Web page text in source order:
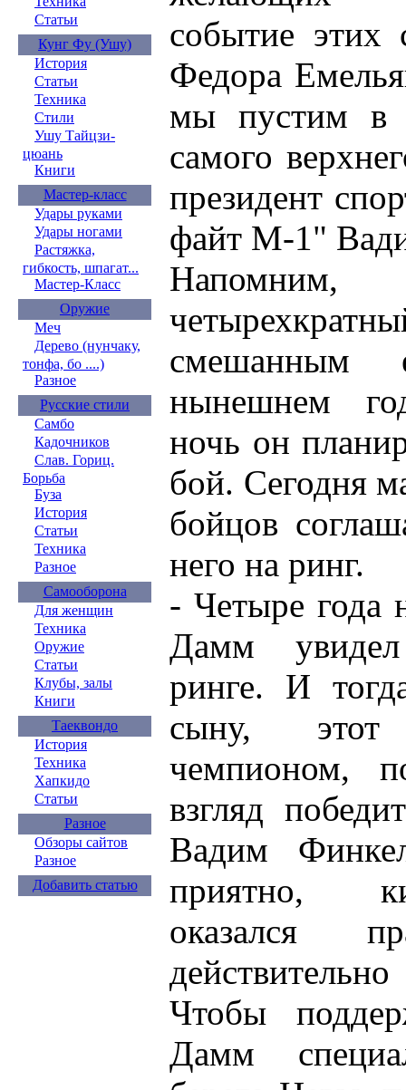
Статьи
Кунг Фу (Ушу)
История
Статьи
Техника
Стили
Ушу Тайцзи-
цюань
Книги
Мастер-класс
Удары руками
Удары ногами
Растяжка,
гибкость, шпагат...
Мастер-Класс
Оружие
Меч
Дерево (нунчаку,
тонфа, бо ....)
Разное
Русские стили
Самбо
Кадочников
Слав. Гориц.
Борьба
Буза
История
Статьи
Техника
Разное
Самооборона
Для женщин
Техника
Оружие
Статьи
Клубы, залы
Книги
Таеквондо
История
Техника
Хапкидо
Статьи
Разное
Обзоры сайтов
Разное
Добавить статью
событие этих
Федора
мы пустим в
самого
президент
файт М-1"
смешанным
нынешнем
ночь он
бой. Сегодня
бойцов
него на ринг.
- Четыре года
Дамм
ринге. И
сыну, этот
чемпионом,
взгляд
Вадим
приятно,
оказался
Чтобы
Дамм